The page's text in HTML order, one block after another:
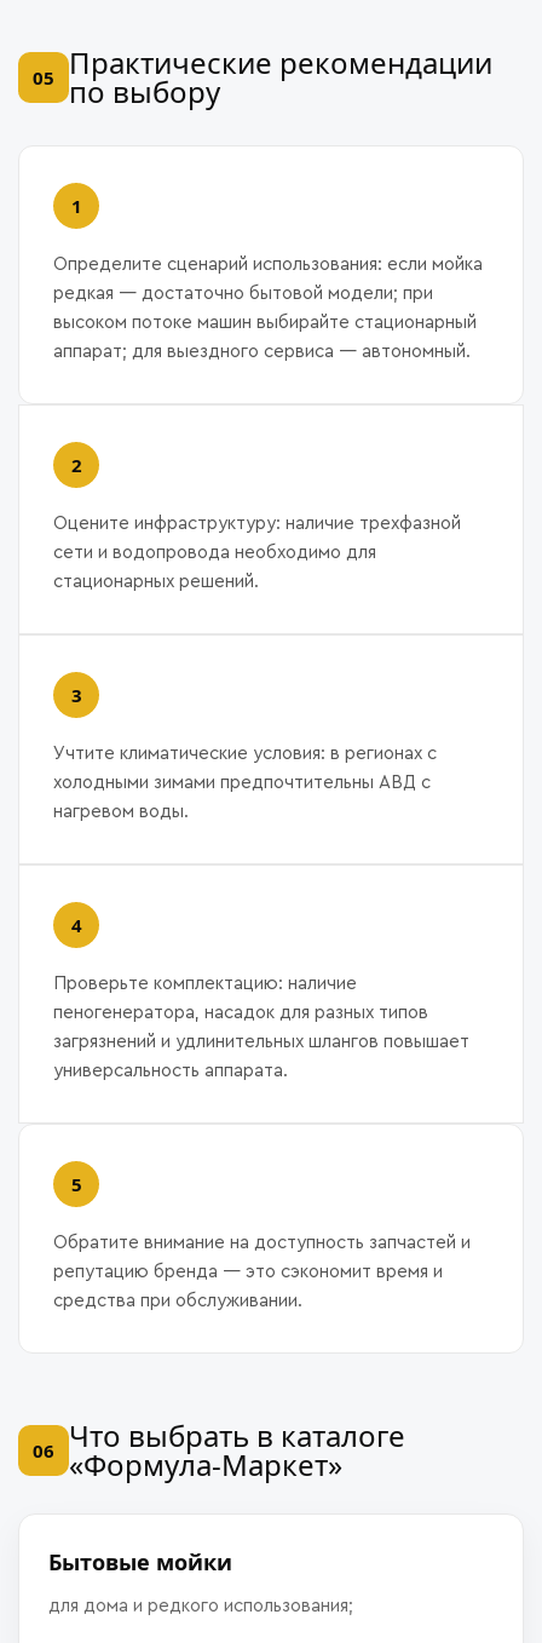
05 Практические рекомендации
по выбору
Определите сценарий использования: если мойка
редкая — достаточно бытовой модели; при
высоком потоке машин выбирайте стационарный
аппарат; для выездного сервиса — автономный.
Оцените инфраструктуру: наличие трехфазной
сети и водопровода необходимо для
стационарных решений.
Учтите климатические условия: в регионах с
холодными зимами предпочтительны АВД с
нагревом воды.
Проверьте комплектацию: наличие
пеногенератора, насадок для разных типов
загрязнений и удлинительных шлангов повышает
универсальность аппарата.
Обратите внимание на доступность запчастей и
репутацию бренда — это сэкономит время и
средства при обслуживании.
06 Что выбрать в каталоге
«Формула-Маркет»
Бытовые мойки
для дома и редкого использования;